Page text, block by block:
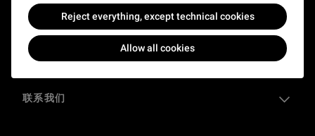
Reject everything, except technical cookies
Allow all cookies
关于我们
活跃于法国及全球的卢浮宫
本馆其他网站
在线购票
联系我们